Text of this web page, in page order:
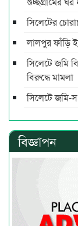
সিলেটের
লালপুর ফাঁড়ি
সিলেটে জমি
বিরুদ্ধে মামলা
সিলেটে জমি-
বিজ্ঞাপন